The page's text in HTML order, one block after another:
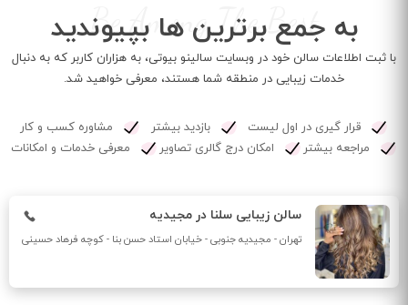
Be Among The Best
به جمع برترین ها بپیوندید
با ثبت اطلاعات سالن خود در وبسایت سالینو بیوتی، به هزاران کاربر که به دنبال
خدمات زیبایی در منطقه شما هستند، معرفی خواهید شد.
قرار گیری در اول لیست بازدید بیشتر
مشاوره کسب و کار
مراجعه بیشتر
امکان درج گالری تصاویر معرفی خدمات و امکانات
سالن زیبایی سلنا در مجیدیه
تهران - مجیدیه جنوبی - خیابان استاد حسن بنا - کوچه فرهاد حسینی